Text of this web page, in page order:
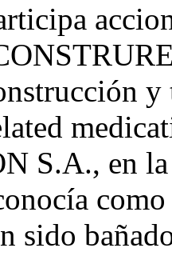
y
S.A., en la
sido